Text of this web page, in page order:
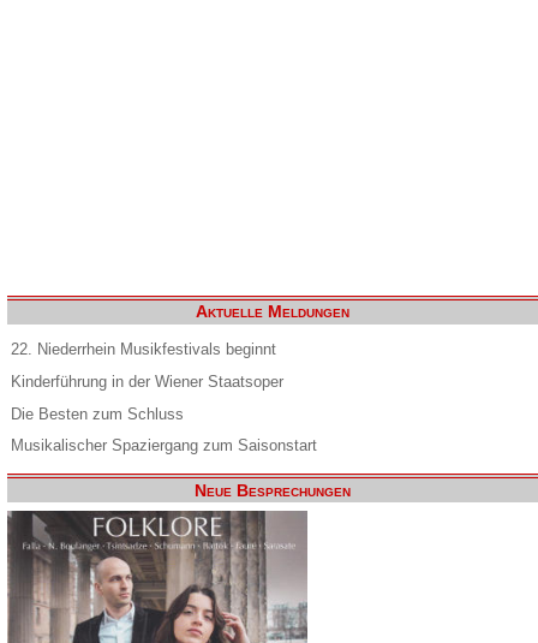
Aktuelle Meldungen
22. Niederrhein Musikfestivals beginnt
Kinderführung in der Wiener Staatsoper
Die Besten zum Schluss
Musikalischer Spaziergang zum Saisonstart
Neue Besprechungen